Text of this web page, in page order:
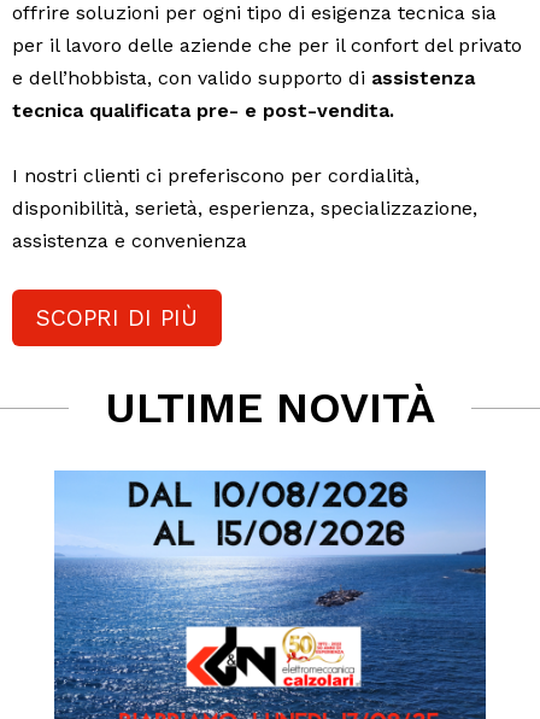
offrire soluzioni per ogni tipo di esigenza tecnica sia
per il lavoro delle aziende che per il confort del privato
e dell’hobbista, con valido supporto di assistenza
tecnica qualificata pre- e post-vendita.
I nostri clienti ci preferiscono per cordialità,
disponibilità, serietà, esperienza, specializzazione,
assistenza e convenienza
SCOPRI DI PIÙ
ULTIME NOVITÀ